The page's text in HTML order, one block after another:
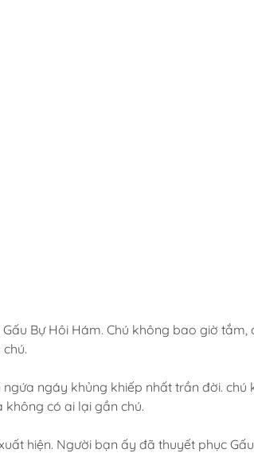
Bự Hôi Hám. Chú không bao giờ tắm,
ngáy khủng khiếp nhất trần đời. chú
không có ai lại gần chú.
hiện. Người bạn ấy đã thuyết phục